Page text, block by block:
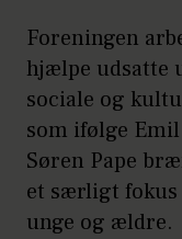
Foreningen
hjælpe udsatte
sociale og
som ifølge
Søren Pape
et særligt fokus
unge og ældre.